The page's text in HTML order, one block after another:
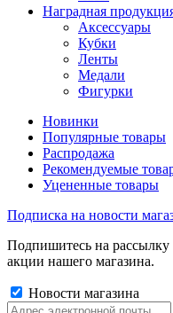
Наградная
Аксессуары
Кубки
Ленты
Медали
Фигурки
Новинки
Популярные товары
Распродажа
Рекомендуемые
Уцененные товары
Подписка на новости
Подпишитесь на рассылку
акции нашего магазина.
Новости магазина